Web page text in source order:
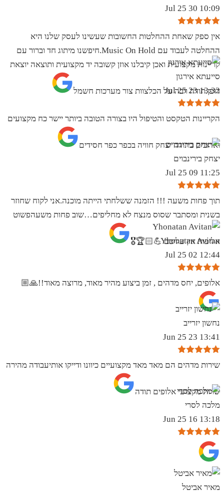
10:09 30 Jul 25
אין ספק שאחת ההחלטות החשובות שעשינו לעסק שלנו היא
ההחלטה לעבוד עם Music On Hold.חיפשנו מיתוג חד וברור עם
קריינות מקצועית ואכן קיבלנו אוזן קשובה יד מקצועית ותוצאה יוצאת
דופן.תודה רבה על הכלצוות צור מערכות חשמל
סייעתא אירגון
13:32 23 Jul 25
הקריינות הטקסט והטיפול היו בצורה הטובה ביותר יישר כח מקצועים
ואדיבים בתודה יצחק חוויה בכפר כפר חסידים
יצחק בירינבוים
11:25 09 Jul 25
תוך פחות משעה !!! הזמנה ששלחתי הייתה מוכנה.אני לקוח שחוזר
בשנית ומסתבר שסוס מנצח לא מחליפים…שוב פחות משעהפשוט
אליפות אין עליכם 💪🏻🏆🎖
Yhonatan Avitan
12:44 02 Jul 25
אלופים, יחס מדהים , זמן ביצוע מהיר מאוד, מרוצה מאוד!!🙏🏼
נחשון יזרייב
13:41 23 Jun 25
שירות מדהים הם מאד מאד מקצועיים כיוונו ודייקו אותיעבודה מהירה
שרות מקצועי אלופים תודה
מלכה לסרי
13:18 16 Jun 25
מאיר אביטל